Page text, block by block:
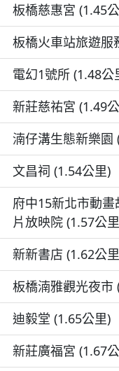
板橋慈惠宮 (1.45
板橋火車站旅遊服
電幻1號所 (1.48公
新莊慈祐宮 (1.49
湳仔溝生態新樂園
文昌祠 (1.54公里)
府中15新北市動
片放映院 (1.57公
新新書店 (1.62公
板橋湳雅觀光夜市
迪毅堂 (1.65公里)
新莊廣福宮 (1.67